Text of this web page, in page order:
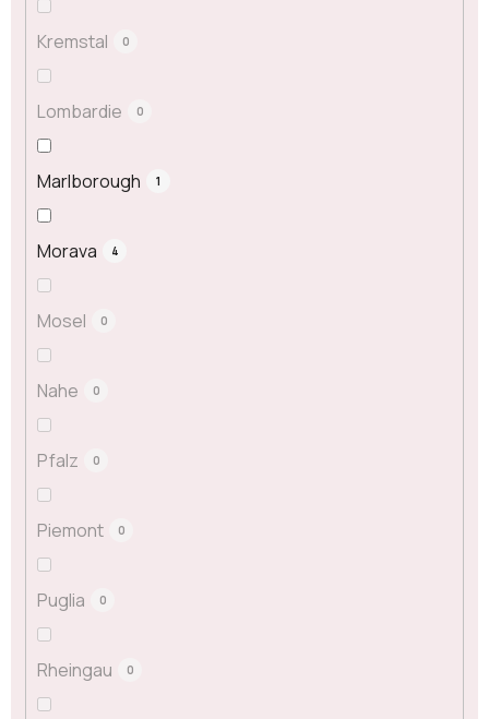
Kremstal 0
Lombardie 0
Marlborough 1
Morava 4
Mosel 0
Nahe 0
Pfalz 0
Piemont 0
Puglia 0
Rheingau 0